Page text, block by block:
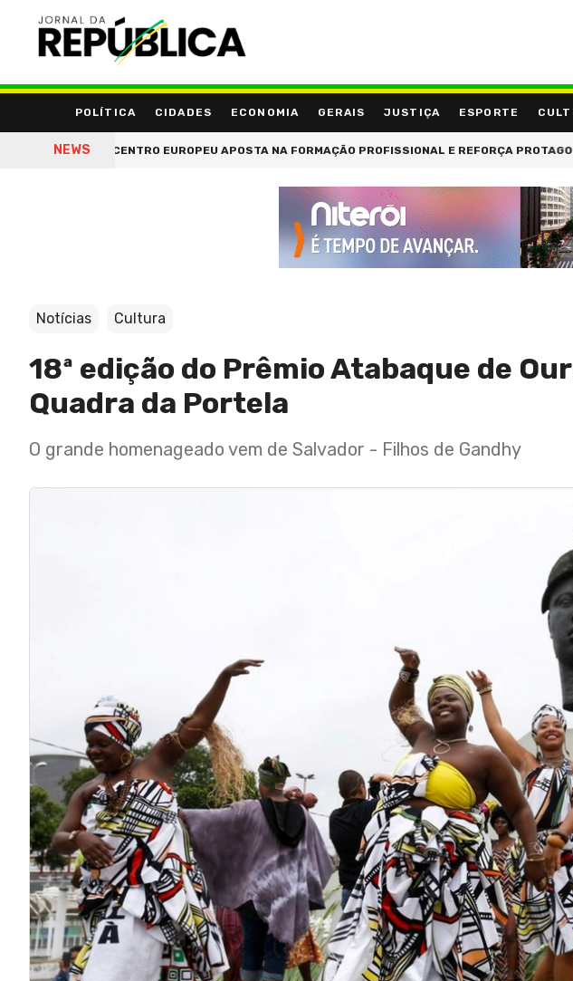
POLÍTICA CIDADES ECONOMIA GERAIS JUSTIÇA ESPORTE
NEWS
CENTRO EUROPEU APOSTA NA FORMAÇÃO PROFISSIONAL E REFORÇA PROTAGONISMO NA
Notícias Cultura
18ª edição do Prêmio Atabaque de
Quadra da Portela
O grande homenageado vem de Salvador - Filhos de Gandhy